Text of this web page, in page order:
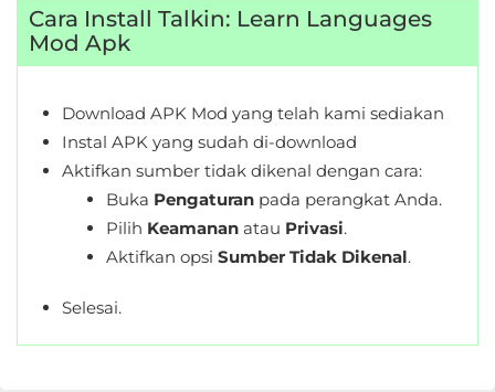
Cara Install Talkin: Learn Languages
Mod Apk
Download APK Mod yang telah kami sediakan
Instal APK yang sudah di-download
Aktifkan sumber tidak dikenal dengan cara:
Buka Pengaturan pada perangkat Anda.
Pilih Keamanan atau Privasi.
Aktifkan opsi Sumber Tidak Dikenal.
Selesai.